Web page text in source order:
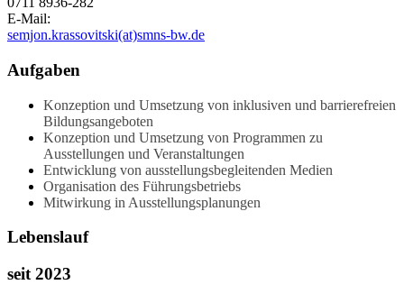
E-Mail:
semjon.krassovitski(at)smns-bw.de
Aufgaben
Konzeption und Umsetzung von inklusiven und barrierefreien
Bildungsangeboten
Konzeption und Umsetzung von Programmen zu
Ausstellungen und Veranstaltungen
Entwicklung von ausstellungsbegleitenden Medien
Organisation des Führungsbetriebs
Mitwirkung in Ausstellungsplanungen
Lebenslauf
seit 2023